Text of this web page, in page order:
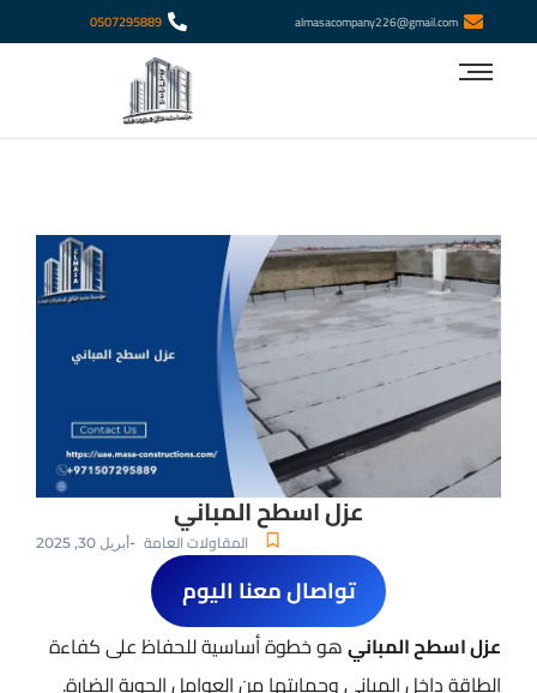
almasacompany226@gmail.com
‎0507295889
عزل اسطح المباني​
المقاولات العامة -أبريل 30, 2025
تواصال معنا اليوم
عزل اسطح المباني​ هو خطوة أساسية للحفاظ على كفاءة
الطاقة داخل المباني وحمايتها من العوامل الجوية الضارة.